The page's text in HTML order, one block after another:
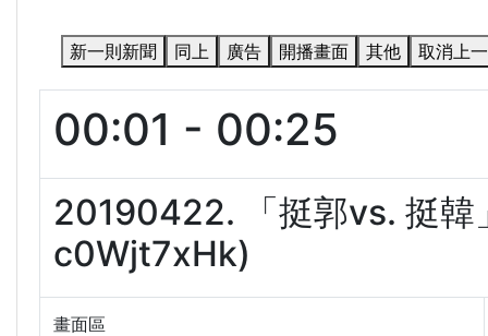
新一則新聞 同上 廣告 開播畫面 其他 取消上
00:01 - 00:25
20190422. 「挺郭vs. 挺韓
c0Wjt7xHk)
畫面區